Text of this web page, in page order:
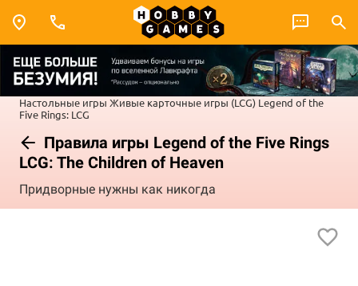
Настольные игры Живые карточные игры (LCG) Legend of the
Five Rings: LCG
Правила игры Legend of the Five Rings
LCG: The Children of Heaven
Придворные нужны как никогда